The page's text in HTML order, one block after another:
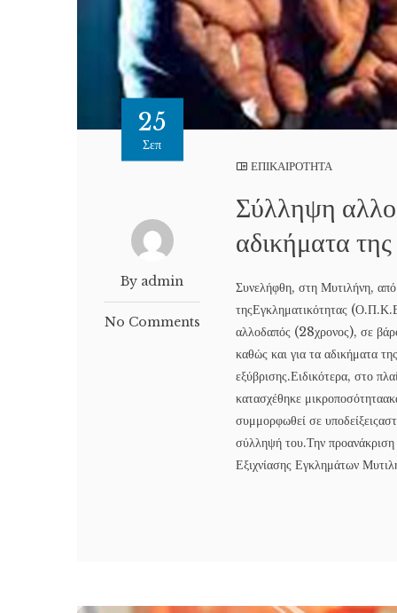
25
Σεπ
By admin
No Comments
ΕΠΙΚΑΙΡΟΤΗΤΑ
Σύλληψη
αδικήματα
Συνελήφθη, στη Μυτιλήνη,
τηςΕγκληματικότητας
αλλοδαπός (28χρονος), σε
καθώς και για τα αδικήματα
εξύβρισης.Ειδικότερα, στο
κατασχέθηκε
συμμορφωθεί σε
σύλληψή του.Την
Εξιχνίασης Εγκλημάτων